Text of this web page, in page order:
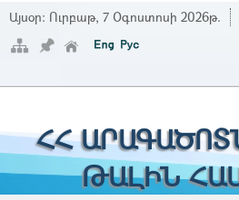
Այսօր: Ուրբաթ, 7 Օգոստոսի 2026թ.
ՀՀ
ԹԱԼԻՆ